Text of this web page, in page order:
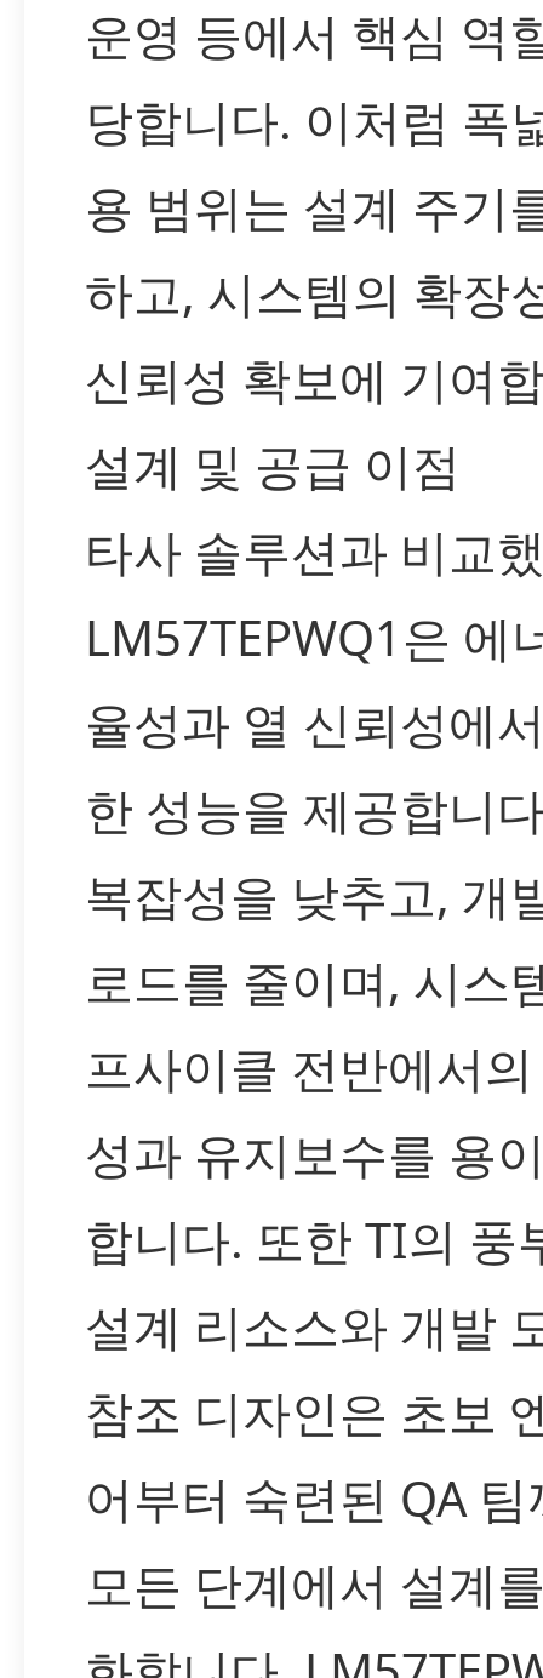
운영 등에서 핵심 역
당합니다. 이처럼 폭
용 범위는 설계 주기
하고, 시스템의 확장
신뢰성 확보에 기여
설계 및 공급 이점
타사 솔루션과 비교
LM57TEPWQ1은 에
율성과 열 신뢰성에
한 성능을 제공합니
복잡성을 낮추고, 개
로드를 줄이며, 시스
프사이클 전반에서
성과 유지보수를 용
합니다. 또한 TI의 풍
설계 리소스와 개발
참조 디자인은 초보
어부터 숙련된 QA
모든 단계에서 설계